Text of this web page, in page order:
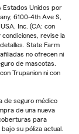
Estados Unidos por
6100-4th Ave S,
Inc. (CA: con
condiciones, revise la
State Farm
no ofrecen ni
de mascotas.
Trupanion ni con
de seguro médico
de una nueva
para
su póliza actual.